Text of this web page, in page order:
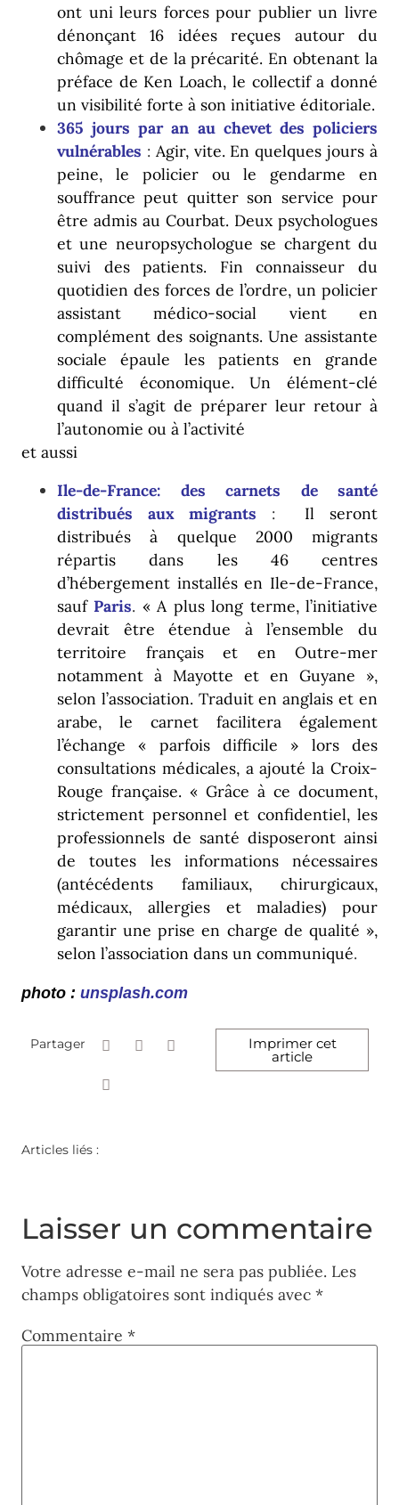
ont uni leurs forces pour publier un livre
dénonçant 16 idées reçues autour du
chômage et de la précarité. En obtenant la
préface de Ken Loach, le collectif a donné
un visibilité forte à son initiative éditoriale.
365 jours par an au chevet des policiers
vulnérables : Agir, vite. En quelques jours à
peine, le policier ou le gendarme en
souffrance peut quitter son service pour
être admis au Courbat. Deux psychologues
et une neuropsychologue se chargent du
suivi des patients. Fin connaisseur du
quotidien des forces de l’ordre, un policier
assistant médico-social vient en
complément des soignants. Une assistante
sociale épaule les patients en grande
difficulté économique. Un élément-clé
quand il s’agit de préparer leur retour à
l’autonomie ou à l’activité
et aussi
Ile-de-France: des carnets de santé
distribués aux migrants : Il seront
distribués à quelque 2000 migrants
répartis dans les 46 centres
d’hébergement installés en Ile-de-France,
sauf Paris. « A plus long terme, l’initiative
devrait être étendue à l’ensemble du
territoire français et en Outre-mer
notamment à Mayotte et en Guyane »,
selon l’association. Traduit en anglais et en
arabe, le carnet facilitera également
l’échange « parfois difficile » lors des
consultations médicales, a ajouté la Croix-
Rouge française. « Grâce à ce document,
strictement personnel et confidentiel, les
professionnels de santé disposeront ainsi
de toutes les informations nécessaires
(antécédents familiaux, chirurgicaux,
médicaux, allergies et maladies) pour
garantir une prise en charge de qualité »,
selon l’association dans un communiqué.
photo : unsplash.com
Partager Imprimer cet
article
Articles liés :
Laisser un commentaire
Votre adresse e-mail ne sera pas publiée. Les
champs obligatoires sont indiqués avec *
Commentaire *